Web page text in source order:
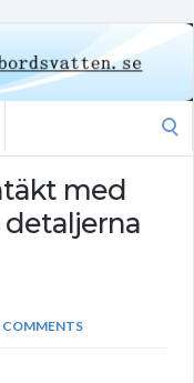
med
detaljerna
COMMENTS